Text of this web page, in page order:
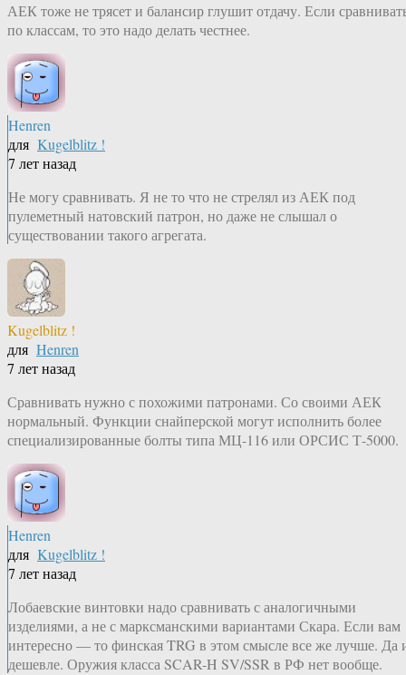
АЕК тоже не трясет и балансир глушит отдачу. Если
по классам, то это надо делать честнее.
Henren
для Kugelblitz !
7 лет назад
Не могу сравнивать. Я не то что не стрелял из АЕК под
пулеметный натовский патрон, но даже не слышал о
существовании такого агрегата.
Kugelblitz !
для Henren
7 лет назад
Сравнивать нужно с похожими патронами. Со своими АЕК
нормальный. Функции снайперской могут исполнить более
специализированные болты типа МЦ-116 или ОРСИС Т-5000.
Henren
для Kugelblitz !
7 лет назад
Лобаевские винтовки надо сравнивать с аналогичными
изделиями, а не с марксманскими вариантами Скара. Если вам
интересно — то финская TRG в этом смысле все же лучше. Да
дешевле. Оружия класса SCAR-H SV/SSR в РФ нет вообще.